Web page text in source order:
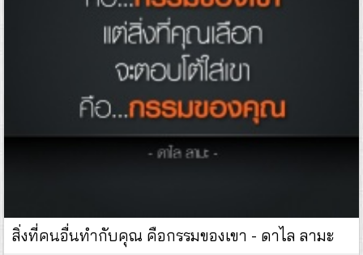
สิ่งที่คนอื่นทำกับคุณ คือกรรมของเขา - ดาไล ลามะ